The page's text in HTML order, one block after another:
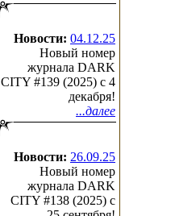
Новости: 04.12.25
Новый номер
журнала DARK
CITY #139 (2025) c 4
декабря!
...далее
Новости: 26.09.25
Новый номер
журнала DARK
CITY #138 (2025) c